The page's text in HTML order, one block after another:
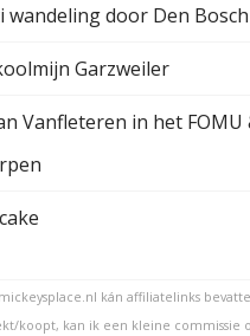
wandeling door Den Bosch
Garzweiler
Vanfleteren in het FOMU
kán affiliatelinks
koopt, kan ik een kleine commissie